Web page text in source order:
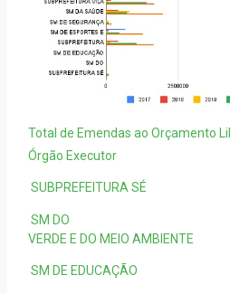
Total de Emendas ao Orçamento
Órgão Executor
SUBPREFEITURA SÉ
SM DO
VERDE E DO MEIO AMBIENTE
SM DE EDUCAÇÃO